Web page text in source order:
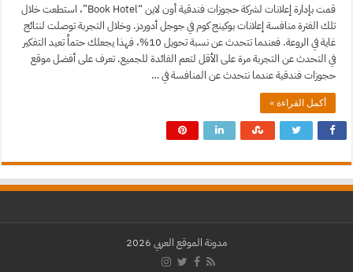
قمت بإدارة إعلانات لشركة حجوزات فندقية أون لاين “Book Hotel”، استطعت خلال
تلك الفترة منافسة إعلانات بوكينج كوم في جوجل أدوردز. وخلال التجربة توصلت لنتائج
غاية في الروعة. فعندما تتحدث عن نسبة تحويل 10%، فهذا يجعلك حتماً تعيد التفكير
في التحدث عن التجربة مرة على الأقل لتعم الفائدة للجميع. تعرف على أفضل موقع
حجوزات فندقية عندما نتحدث عن المنافسة في …
أكمل القراءة »
مدونة الموقع العربي 2026